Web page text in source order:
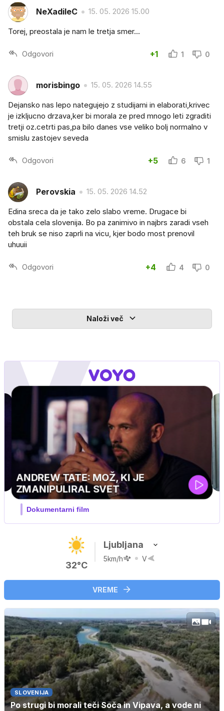
NeXadileC 15. 05. 2026 15.00
Torej, preostala je nam le tretja smer...
Odgovori +1 1 0
morisbingo 15. 05. 2026 14.55
Dejansko nas lepo nategujejo z studijami in elaborati,krivec
je izkljucno drzava,ker bi morala ze pred mnogo leti zgraditi
tretji oz.cetrti pas,pa bilo danes vse veliko bolj normalno v
smislu zastojev seveda
Odgovori +5 6 1
Perovskia 15. 05. 2026 14.52
Edina sreca da je tako zelo slabo vreme. Drugace bi
obstala cela slovenija. Bo pa zanimivo in najbrs zaradi vseh
teh bruk se niso zaprli na vicu, kjer bodo most prenovil
uhuuii
Odgovori +4 4 0
Naloži več
MOJ PRIJATELJ PINGVIN
Film meseca / družinski, pustolovski
32°C
Ljubljana
5km/h V
VREME
SLOVENIJA
Po strugi bi morali teči Soča in Vipava, a vode ni